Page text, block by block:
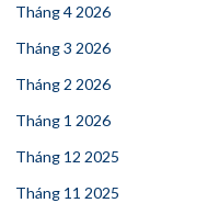
Tháng 4 2026
Tháng 3 2026
Tháng 2 2026
Tháng 1 2026
Tháng 12 2025
Tháng 11 2025